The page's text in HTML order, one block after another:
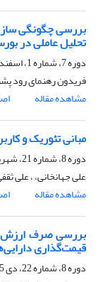
تحلیل عاملی در
دوره 7، شماره 1، اسفند 1384
فریدون رهنمای رود
مشاهده مقاله
مبانی تئوریک و
دوره 8، شماره 21، شهریور 1385
علی جهانخانی، ، علی
مشاهده مقاله
بررسی صرف ارزش
قیمت‌گذاری
دوره 8، شماره 22، دی 1385